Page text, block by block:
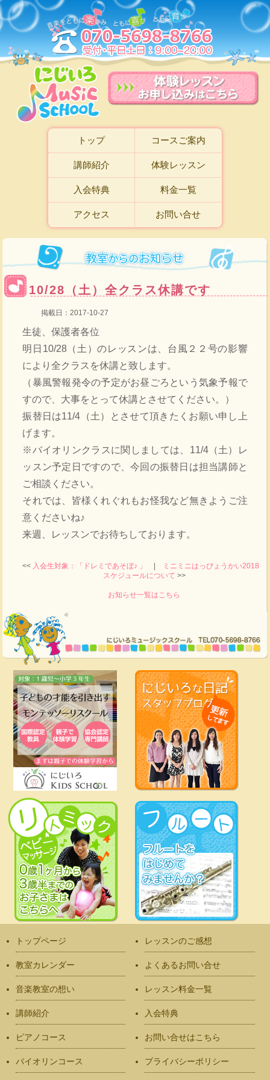
トップ コースご案内
講師紹介 体験レッスン
入会特典 料金一覧
アクセス お問い合せ
10/28（土）全クラス休講です
掲載日：2017-10-27
生徒、保護者各位
明日10/28（土）のレッスンは、台風２２号の影響
により全クラスを休講と致します。
（暴風警報発令の予定がお昼ごろという気象予報で
すので、大事をとって休講とさせてください。）
振替日は11/4（土）とさせて頂きたくお願い申し上
げます。
※バイオリンクラスに関しましては、11/4（土）レ
ッスン予定日ですので、今回の振替日は担当講師と
ご相談ください。
それでは、皆様くれぐれもお怪我など無きようご注
意くださいね♪
来週、レッスンでお待ちしております。
<< 入会生対象：「ドレミであそぼ♪ 」
ミニミニはっぴょうかい2018
スケジュールについて >>
お知らせ一覧はこちら
トップページ
教室カレンダー
音楽教室の想い
講師紹介
レッスンのご感想
よくあるお問い合せ
レッスン料金一覧
入会特典
ピアノコース
バイオリンコース
お問い合せはこちら
プライバシーポリシー